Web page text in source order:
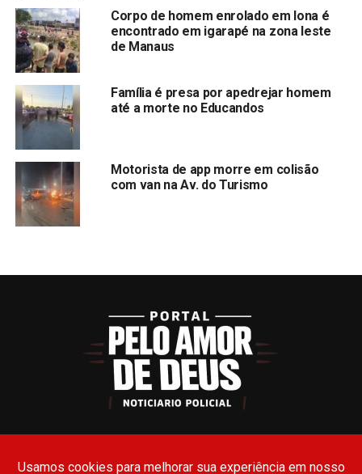
Corpo de homem enrolado em lona é
encontrado em igarapé na zona leste
de Manaus
Família é presa por apedrejar homem
até a morte no Educandos
Motorista de app morre em colisão
com van na Av. do Turismo